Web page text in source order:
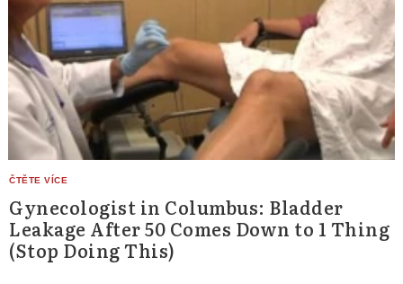
Gynecologist in Columbus: Bladder
Leakage After 50 Comes Down to 1 Thing
(Stop Doing This)